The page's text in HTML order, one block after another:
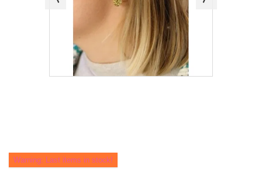
Warning: Last items in stock!